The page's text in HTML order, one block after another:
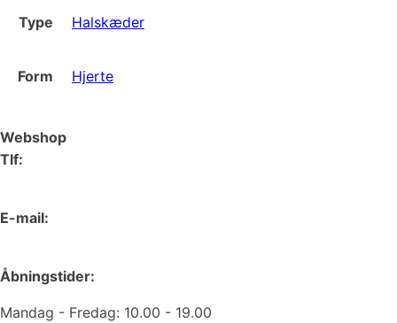
Type Halskæder
Form Hjerte
Webshop
Tlf:
E-mail:
Åbningstider:
Mandag - Fredag: 10.00 - 19.00